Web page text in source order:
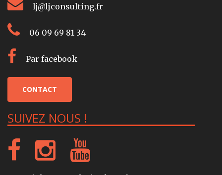
lj@ljconsulting.fr
06 09 69 81 34
Par facebook
CONTACT
SUIVEZ NOUS !